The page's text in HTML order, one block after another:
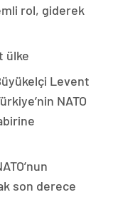
rol, giderek
ülke
Levent
NATO
son derece